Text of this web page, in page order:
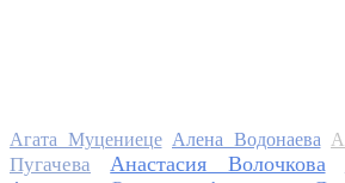
Агата Муцениеце Алена Водонаева
Пугачева
Анастасия Волочкова